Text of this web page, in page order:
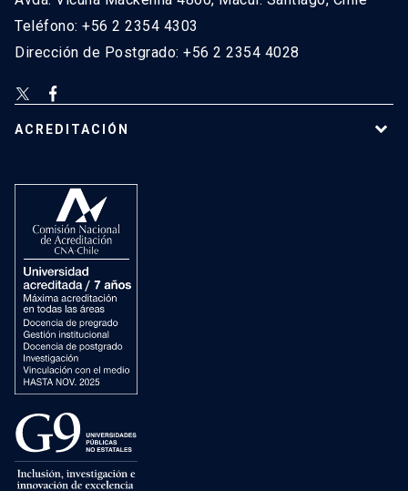
Teléfono: +56 2 2354 4303
Dirección de Postgrado: +56 2 2354 4028
ACREDITACIÓN